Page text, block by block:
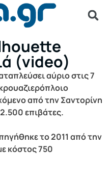
(video)
αύριο στις 7
από την Σαντορίνη
επιβάτες.
το 2011 από την
κόστος 750